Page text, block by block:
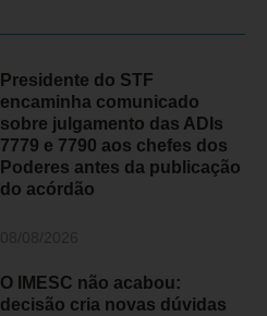
Presidente do STF
encaminha comunicado
sobre julgamento das ADIs
7779 e 7790 aos chefes dos
Poderes antes da publicação
do acórdão
O IMESC não acabou:
decisão cria novas dúvidas